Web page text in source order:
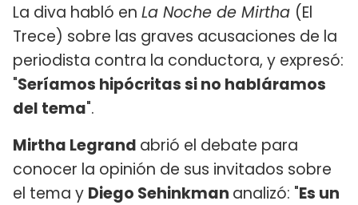
La diva habló en La Noche de Mirtha (El
Trece) sobre las graves acusaciones de la
periodista contra la conductora, y expresó:
"Seríamos hipócritas si no habláramos
del tema".
Mirtha Legrand abrió el debate para
conocer la opinión de sus invitados sobre
el tema y Diego Sehinkman analizó: "Es un